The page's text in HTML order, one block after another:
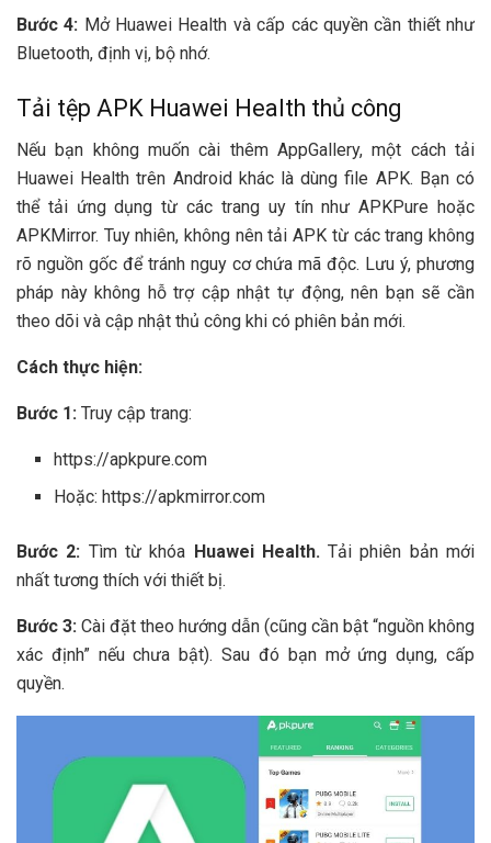
Bước 4: Mở Huawei Health và cấp các quyền cần thiết như
Bluetooth, định vị, bộ nhớ.
Tải tệp APK Huawei Health thủ công
Nếu bạn không muốn cài thêm AppGallery, một cách tải
Huawei Health trên Android khác là dùng file APK. Bạn có
thể tải ứng dụng từ các trang uy tín như APKPure hoặc
APKMirror. Tuy nhiên, không nên tải APK từ các trang không
rõ nguồn gốc để tránh nguy cơ chứa mã độc. Lưu ý, phương
pháp này không hỗ trợ cập nhật tự động, nên bạn sẽ cần
theo dõi và cập nhật thủ công khi có phiên bản mới.
Cách thực hiện:
Bước 1: Truy cập trang:
https://apkpure.com
Hoặc: https://apkmirror.com
Bước 2: Tìm từ khóa Huawei Health.Tải phiên bản mới
nhất tương thích với thiết bị.
Bước 3: Cài đặt theo hướng dẫn (cũng cần bật “nguồn không
xác định” nếu chưa bật). Sau đó bạn mở ứng dụng, cấp
quyền.